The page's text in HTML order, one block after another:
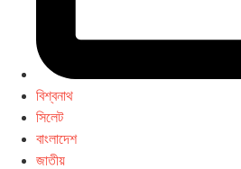
বিশ্বনাথ
সিলেট
বাংলাদেশ
জাতীয়